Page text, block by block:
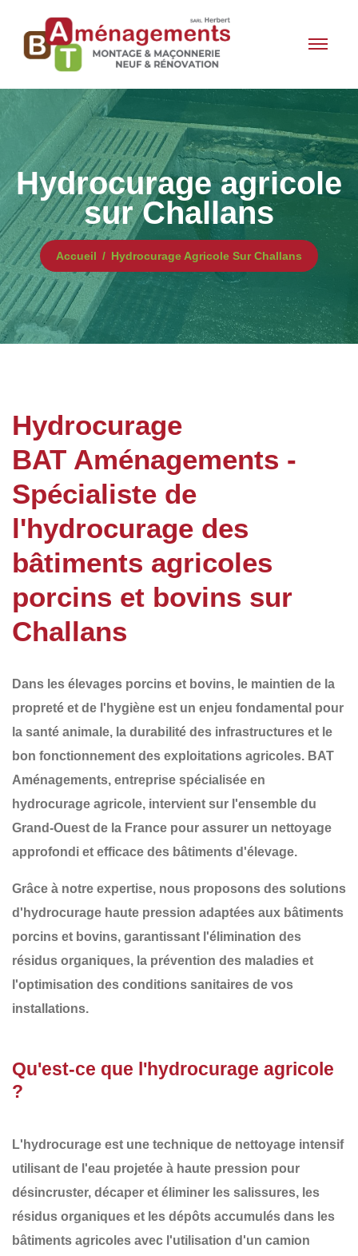
Hydrocurage agricole
sur Challans
Accueil Hydrocurage Agricole Sur Challans
Hydrocurage
BAT Aménagements -
Spécialiste de
l'hydrocurage des
bâtiments agricoles
porcins et bovins sur
Challans
Dans les élevages porcins et bovins, le maintien de la
propreté et de l'hygiène est un enjeu fondamental pour
la santé animale, la durabilité des infrastructures et le
bon fonctionnement des exploitations agricoles. BAT
Aménagements, entreprise spécialisée en
hydrocurage agricole, intervient sur l'ensemble du
Grand-Ouest de la France pour assurer un nettoyage
approfondi et efficace des bâtiments d'élevage.
Grâce à notre expertise, nous proposons des solutions
d' hydrocurage haute pression adaptées aux bâtiments
porcins et bovins, garantissant l'élimination des
résidus organiques, la prévention des maladies et
l'optimisation des conditions sanitaires de vos
installations.
Qu'est-ce que l'hydrocurage agricole
?
L' hydrocurage est une technique de nettoyage intensif
utilisant de l'eau projetée à haute pression pour
désincruster, décaper et éliminer les salissures, les
résidus organiques et les dépôts accumulés dans les
bâtiments agricoles avec l'utilisation d'un camion